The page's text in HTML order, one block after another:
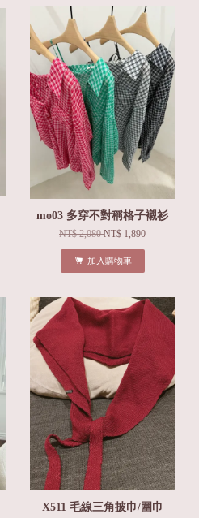
mo03 多穿不對稱格子襯衫
NT$ 2,080NT$ 1,890
加入購物車
X511 毛線三角披巾/圍巾